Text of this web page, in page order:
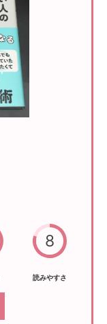
8
読みやすさ